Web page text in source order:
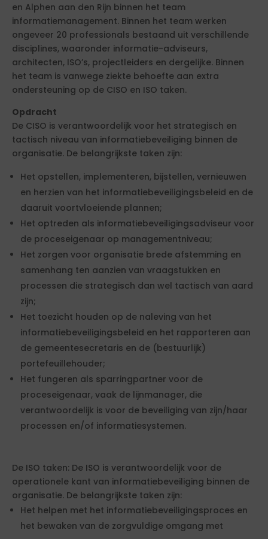
en Alphen aan den Rijn binnen het team
informatiemanagement. Binnen het team werken
ongeveer 20 professionals bestaand uit verschillende
disciplines, waaronder informatie-adviseurs,
architecten, ISO’s, projectleiders en dergelijke. Binnen
het team is vanwege ziekte behoefte aan extra
ondersteuning op de CISO en ISO taken.
Opdracht
De CISO is verantwoordelijk voor het strategisch en
tactisch niveau van informatiebeveiliging binnen de
organisatie. De belangrijkste taken zijn:
Het opstellen, implementeren, bijstellen, vernieuwen
en herzien van het informatiebeveiligingsbeleid en de
daaruit voortvloeiende plannen;
Het optreden als informatiebeveiligingsadviseur voor
de proceseigenaar op managementniveau;
Het zorgen voor organisatie brede afstemming en
samenhang ten aanzien van vraagstukken en
processen die strategisch dan wel tactisch van aard
zijn;
Het toezicht houden op de naleving van het
informatiebeveiligingsbeleid en het rapporteren aan
de gemeentesecretaris en de (bestuurlijk)
portefeuillehouder;
Het fungeren als sparringpartner voor de
proceseigenaar, vaak de lijnmanager, die
verantwoordelijk is voor de beveiliging van zijn/haar
processen en/of informatiesystemen.
De ISO taken: De ISO is verantwoordelijk voor de
operationele kant van informatiebeveiliging binnen de
organisatie. De belangrijkste taken zijn:
Het helpen met het informatiebeveiligingsproces en
het bewaken van de zorgvuldige omgang met